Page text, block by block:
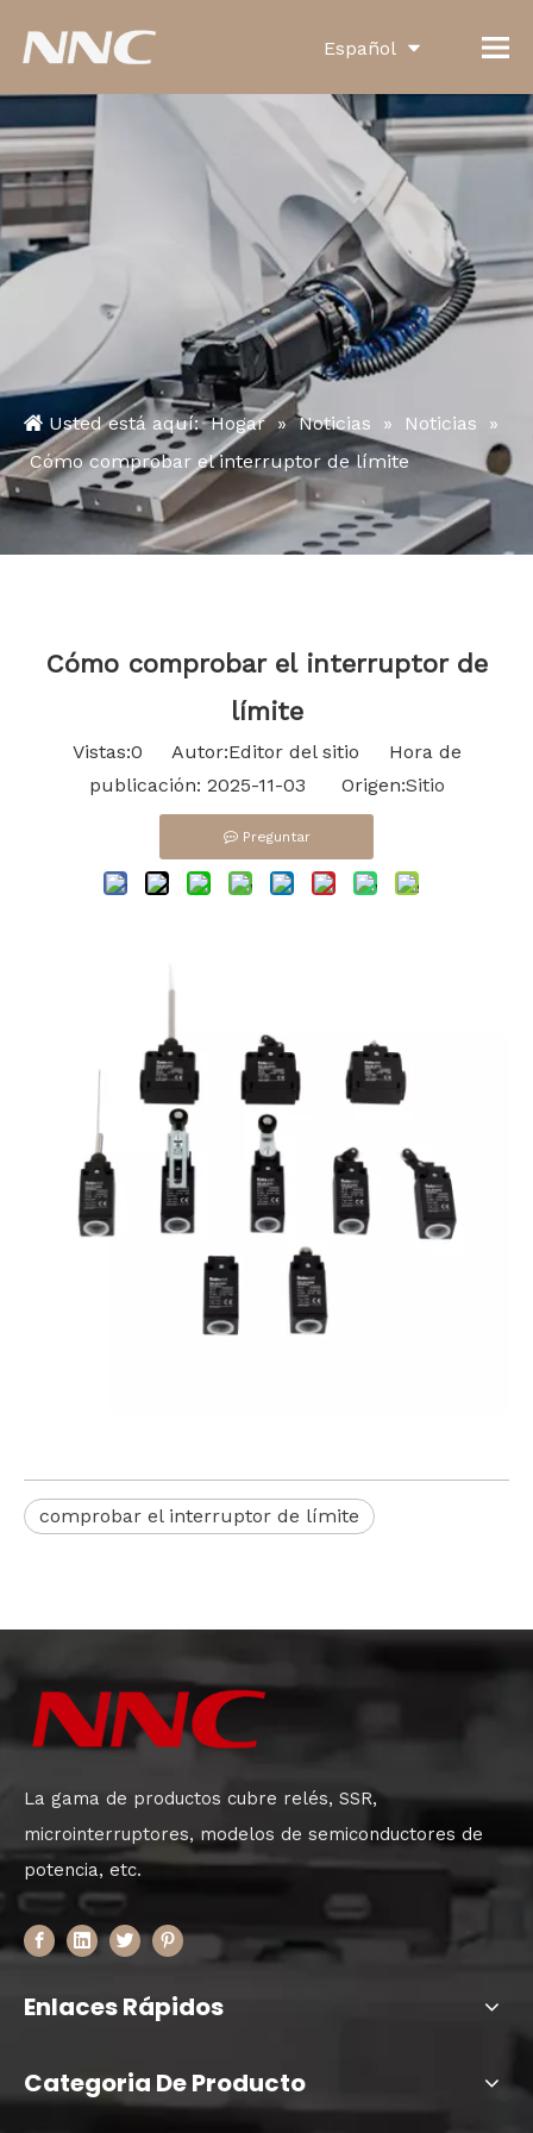
Español
English
العربية
Français
Pусский
Português
Deutsch
한국어
Türk dili
Bahasa indonesia
Usted está aquí: Hogar » Noticias » Noticias
»
Cómo comprobar el interruptor de límite
Cómo comprobar el interruptor de
límite
Vistas:0 Autor:Editor del sitio Hora de
publicación: 2025-11-03 Origen:Sitio
Preguntar
comprobar el interruptor de límite
La gama de productos cubre relés, SSR,
microinterruptores, modelos de semiconductores de
potencia, etc.
Enlaces Rápidos
Categoria De Producto